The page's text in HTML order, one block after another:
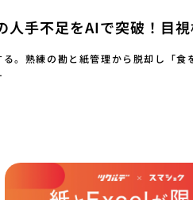
人手不足をAIで突破！目
。熟練の勘と紙管理から脱却し「